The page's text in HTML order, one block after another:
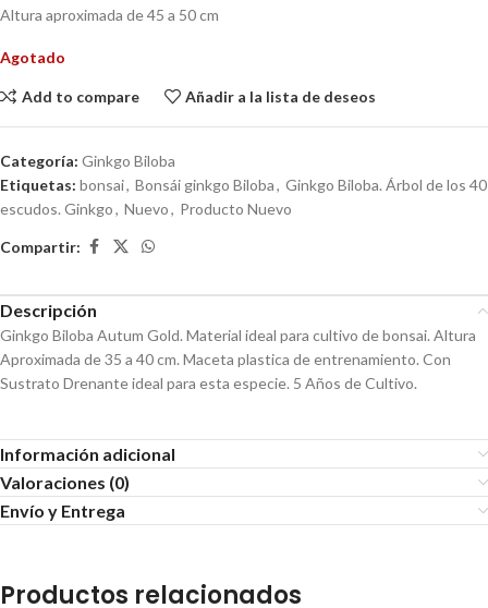
Altura aproximada de 45 a 50 cm
Agotado
Add to compare Añadir a la lista de deseos
Categoría: Ginkgo Biloba
Etiquetas: bonsai, Bonsái ginkgo Biloba, Ginkgo Biloba. Árbol de los 40
escudos. Ginkgo, Nuevo, Producto Nuevo
Compartir:
Descripción
Ginkgo Biloba Autum Gold. Material ideal para cultivo de bonsai. Altura
Aproximada de 35 a 40 cm. Maceta plastica de entrenamiento. Con
Sustrato Drenante ideal para esta especie. 5 Años de Cultivo.
Información adicional
Valoraciones (0)
Envío y Entrega
Productos relacionados